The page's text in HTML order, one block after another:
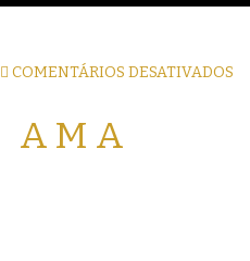
COMENTÁRIOS DESATIVADOS
AMA